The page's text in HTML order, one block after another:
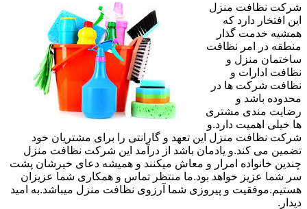
شرکت نظافت منزل
این افتخار دارد که
همشیه خدمت گذار
منطقه در امر نظافت
ساختمان منزل و
نظافت ادارات و
نظافت شرکت ها در
محدوده باشد و
رضایت مندی مشتری
ها خیلی اهمیت دارد.و
شرکت نظافت منزل این تعهد و گارانتی را برای مشتریان خود
تضمین می کند.و یادمان باشد از درآمد این شرکت نظافت منزل
چندین خانواده امرار و معاش میکنند و همیشه دعای خیرشان پشت
سر شما عزیز خواهد بود.ما منتظر تماس و همکاری شما عزیزان
هستیم.موفقیت و پیروزی شما آرزوی نظافت منزل میباشد.به امید
دیدار.